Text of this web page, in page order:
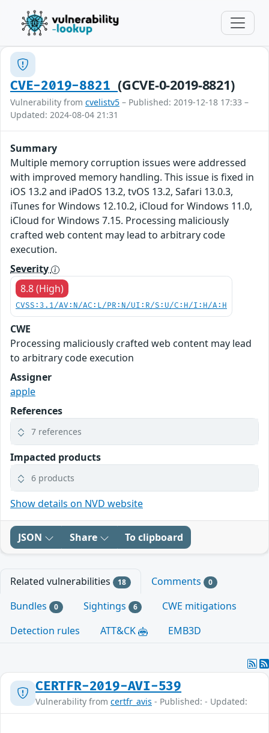
CVE-2019-8821(GCVE-0-2019-8821)
Vulnerability from cvelistv5 – Published: 2019-12-18 17:33 –
Updated: 2024-08-04 21:31
Summary
Multiple memory corruption issues were addressed
with improved memory handling. This issue is fixed in
iOS 13.2 and iPadOS 13.2, tvOS 13.2, Safari 13.0.3,
iTunes for Windows 12.10.2, iCloud for Windows 11.0,
iCloud for Windows 7.15. Processing maliciously
crafted web content may lead to arbitrary code
execution.
Severity
8.8 (High)
CVSS:3.1/AV:N/AC:L/PR:N/UI:R/S:U/C:H/I:H/A:H
CWE
Processing maliciously crafted web content may lead
to arbitrary code execution
Assigner
apple
References
7 references
Impacted products
6 products
Show details on NVD website
JSON Share To clipboard
Related vulnerabilities 18 Comments 0
Bundles 0 Sightings 6
CWE mitigations
Detection rules
ATT&CK EMB3D
CERTFR-2019-AVI-539
Vulnerability from certfr_avis - Published: - Updated: